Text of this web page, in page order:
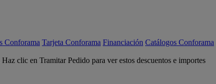
Conforama Tarjeta Conforama Financiación Catálogos Conforama
clic en Tramitar Pedido para ver estos descuentos e importes